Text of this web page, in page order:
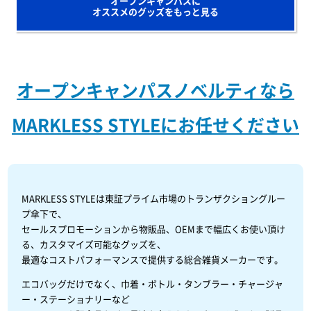
オススメのグッズをもっと見る
オープンキャンパスノベルティなら
MARKLESS STYLEにお任せください
MARKLESS STYLEは東証プライム市場のトランザクショングルー
プ傘下で、
セールスプロモーションから物販品、OEMまで幅広くお使い頂け
る、カスタマイズ可能なグッズを、
最適なコストパフォーマンスで提供する総合雑貨メーカーです。
エコバッグだけでなく、巾着・ボトル・タンブラー・チャージャ
ー・ステーショナリーなど